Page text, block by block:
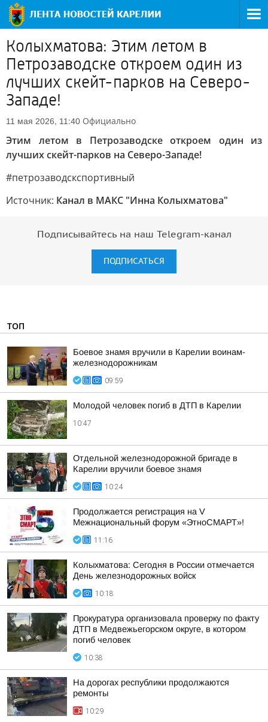
Колыхматова: Этим летом в
Петрозаводске откроем один из
лучших скейт-парков на Северо-
Западе!
11 мая 2026, 11:40 Официально
Этим летом в Петрозаводске откроем один из
лучших скейт-парков на Северо-Западе!
#петрозаводскспортивный
Источник: Канал в МАКС "Инна Колыхматова"
Подписывайтесь на наш Telegram-канал
ПОДПИСАТЬСЯ
ТОП
Боевое знамя вручили в Карелии воинам-
железнодорожникам
09:59
Молодой человек погиб в ДТП в Карелии
10:47
Отдельной железнодорожной бригаде в
Карелии вручили боевое знамя
10:24
Продолжается регистрация на V
Межнациональный форум «ЭтноСМАРТ»!
11:16
Колыхматова: Сегодня в России отмечается
День железнодорожных войск
10:18
Прокуратура организовала проверку по факту
ДТП в Медвежьегорском округе, в котором
погиб человек
10:38
На дорогах республики продолжаются
ремонты
10:29